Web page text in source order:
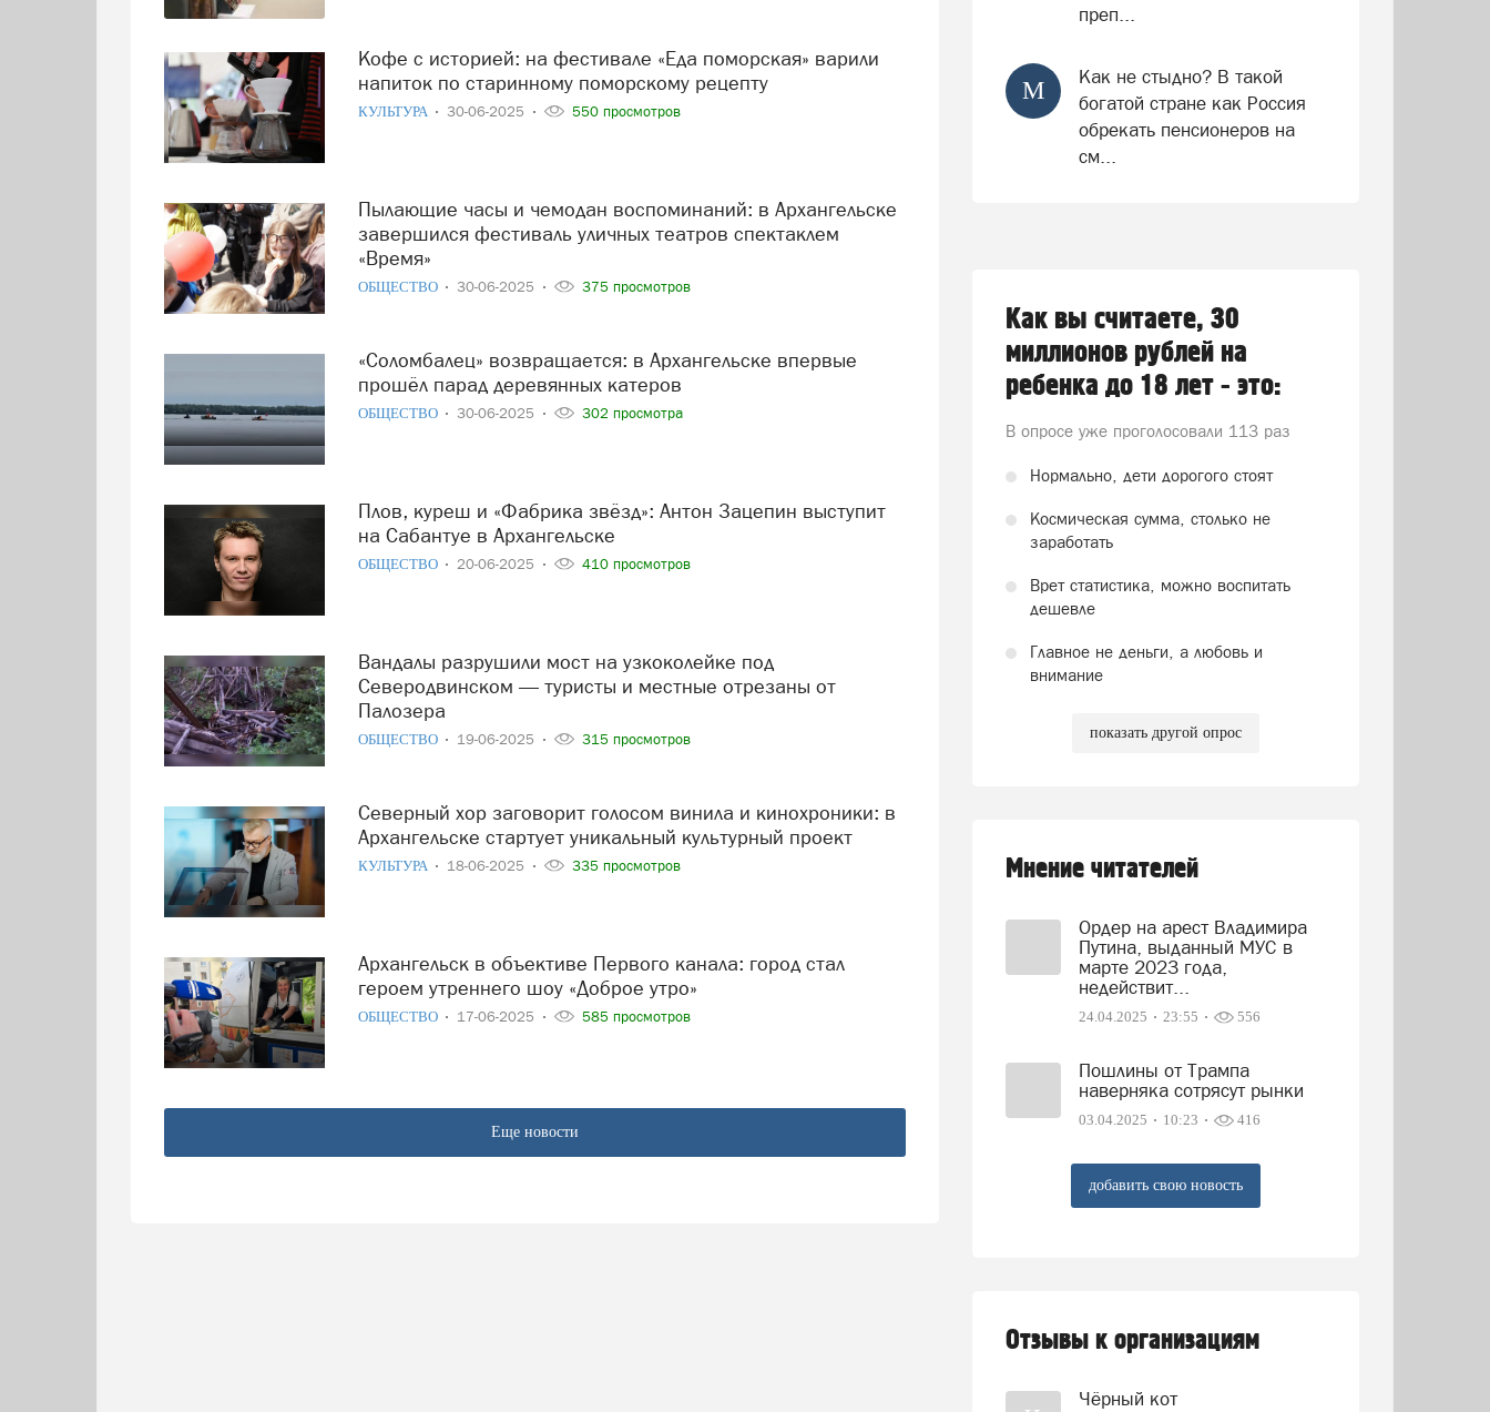
Кофе с историей: на фестивале «Еда поморская» варили
напиток по старинному поморскому рецепту
КУЛЬТУРА 30-06-2025 550 просмотров
Пылающие часы и чемодан воспоминаний: в Архангельске
завершился фестиваль уличных театров спектаклем
«Время»
ОБЩЕСТВО 30-06-2025 375 просмотров
«Соломбалец» возвращается: в Архангельске впервые
прошёл парад деревянных катеров
ОБЩЕСТВО 30-06-2025 302 просмотра
Плов, куреш и «Фабрика звёзд»: Антон Зацепин выступит
на Сабантуе в Архангельске
ОБЩЕСТВО 20-06-2025 410 просмотров
Вандалы разрушили мост на узкоколейке под
Северодвинском — туристы и местные отрезаны от
Палозера
ОБЩЕСТВО 19-06-2025 315 просмотров
Северный хор заговорит голосом винила и кинохроники: в
Архангельске стартует уникальный культурный проект
КУЛЬТУРА 18-06-2025 335 просмотров
Архангельск в объективе Первого канала: город стал
героем утреннего шоу «Доброе утро»
ОБЩЕСТВО 17-06-2025 585 просмотров
Еще новости
преп...
М
Как не стыдно? В такой
богатой стране как Россия
обрекать пенсионеров на
см...
Как вы считаете, 30
миллионов рублей на
ребенка до 18 лет - это:
В опросе уже проголосовали 113 раз
Нормально, дети дорогого стоят
Космическая сумма, столько не
заработать
Врет статистика, можно воспитать
дешевле
Главное не деньги, а любовь и
внимание
показать другой опрос
Мнение читателей
Ордер на арест Владимира
Путина, выданный МУС в
марте 2023 года,
недействит...
24.04.2025 23:55 556
Пошлины от Трампа
наверняка сотрясут рынки
03.04.2025 10:23 416
добавить свою новость
Отзывы к организациям
Чёрный кот